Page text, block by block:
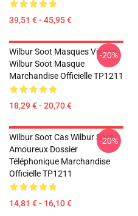
39,51 € - 45,95 €
Wilbur Soot Masques Visage -
Wilbur Soot Masque
Marchandise Officielle TP1211
18,29 € - 20,70 €
-20%
Wilbur Soot Cas Wilbur Soot
Amoureux Dossier
Téléphonique Marchandise
Officielle TP1211
14,81 € - 16,10 €
-20%